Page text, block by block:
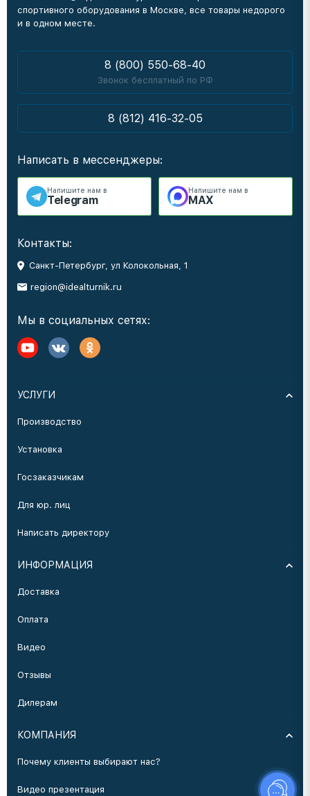
спортивного оборудования в Москве, все товары недорого
и в одном месте.
8 (800) 550-68-40
Звонок бесплатный по РФ
8 (812) 416-32-05
Написать в мессенджеры:
Напишите нам в
Telegram
Напишите нам в
MAX
Контакты:
Санкт-Петербург, ул Колокольная, 1
region@idealturnik.ru
Мы в социальных сетях:
УСЛУГИ
Производство
Установка
Госзаказчикам
Для юр. лиц
Написать директору
ИНФОРМАЦИЯ
Доставка
Оплата
Видео
Отзывы
Дилерам
КОМПАНИЯ
Почему клиенты выбирают нас?
Видео презентация